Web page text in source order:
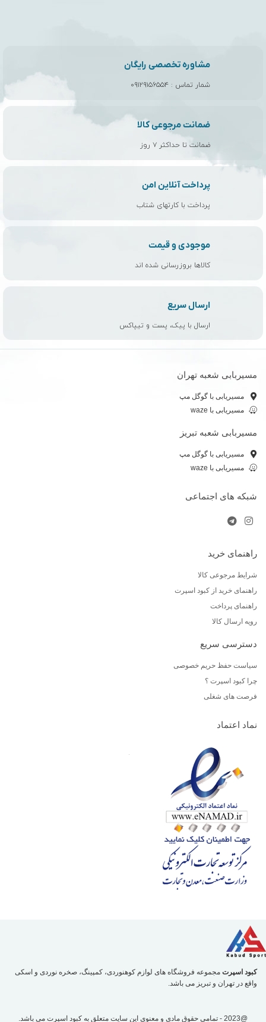
مشاوره تخصصی رایگان
شمار تماس : ۰۹۱۲۹۱۵۶۵۵۴
ضمانت مرجوعی کالا
ضمانت تا حداکثر ۷ روز
پرداخت آنلاین امن
پرداخت با کارتهای شتاب
موجودی و قیمت
کالاها بروزرسانی شده اند
ارسال سریع
ارسال با پیک، پست و تیپاکس
مسیربابی شعبه تهران
مسیریابی با گوگل مپ
مسیریابی با waze
مسیربابی شعبه تبریز
مسیریابی با گوگل مپ
مسیریابی با waze
شبکه های اجتماعی
راهنمای خرید
شرایط مرجوعی کالا
راهنمای خرید از کبود اسپرت
راهنمای پرداخت
رویه ارسال کالا
دسترسی سریع
سیاست حفظ حریم خصوصی
چرا کبود اسپرت ؟
فرصت های شغلی
نماد اعتماد
کبود اسپرت مجموعه فروشگاه های لوازم کوهنوردی، کمپینگ، صخره نوردی و اسکی
واقع در تهران و تبریز می باشد.
@2023 - تمامی حقوق مادی و معنوی این سایت متعلق به کبود اسپرت می باشد.